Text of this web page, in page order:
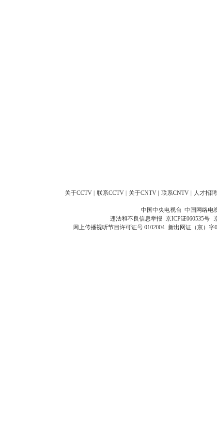
关于CCTV 联系CCTV 关于CNTV 联系CNTV 人才招聘
中国中央电视台 中国网络电
违法和不良信息举报 京ICP证060535号
网上传播视听节目许可证号 0102004 新出网证（京）